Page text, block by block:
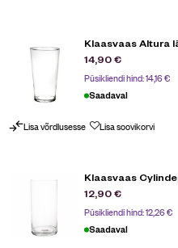
Klaasvaas Altura
14,90€
Püsikliendi hind:14,16€
Saadaval
Lisa võrdlusesse Lisa soovikorvi
Klaasvaas
12,90€
Püsikliendi hind:12,26€
Saadaval